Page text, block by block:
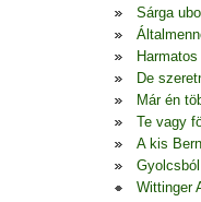
Sárga
De
Már én
Te vagy
A kis
Wittinger